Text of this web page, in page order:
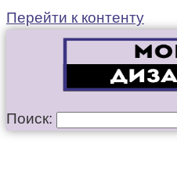
Перейти к контенту
Поиск: